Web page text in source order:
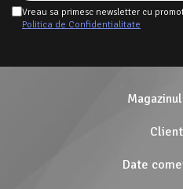
Vreau sa primesc newsletter cu
Politica de Confidentialitate
Date